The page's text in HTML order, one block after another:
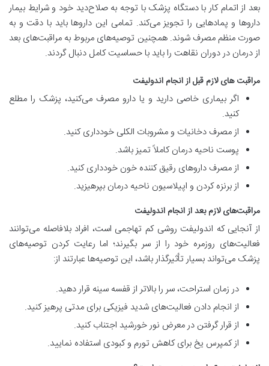
بعد از اتمام کار با دستگاه پزشک با توجه به صلاح‌دید خود و شرایط بیمار
داروها و پمادهایی را تجویز می‌کند. تمامی این داروها باید با دقت و به
صورت منظم مصرف شوند. همچنین توصیه‌های مربوط به مراقبت‌های بعد
از درمان در دوران نقاهت را باید با حساسیت کامل دنبال گردند.
مراقبت های لازم قبل از انجام اندولیفت
اگر بیماری خاصی دارید و یا دارو مصرف می‌کنید، پزشک را مطلع
کنید.
از مصرف دخانیات و مشروبات الکلی خودداری کنید.
پوست ناحیه درمان کاملاً تمیز باشد.
از مصرف داروهای رقیق کننده خون خودداری کنید.
از برنزه کردن و اپیلاسیون ناحیه درمان بپرهیزید.
مراقبت‌های لازم بعد از انجام اندولیفت
از آنجایی که اندولیفت روشی کم تهاجمی است، افراد بلافاصله می‌توانند
فعالیت‌های روزمره خود را از سر بگیرند؛ اما رعایت کردن توصیه‌های
پزشک می‌تواند بسیار تأثیرگذار باشد، این توصیه‌ها عبارتند از:
در زمان استراحت، سر را بالاتر از قفسه سینه قرار دهید.
از انجام دادن فعالیت‌های شدید فیزیکی برای مدتی پرهیز کنید.
از قرار گرفتن در معرض نور خورشید اجتناب کنید.
از کمپرس یخ برای کاهش تورم و کبودی استفاده نمایید.